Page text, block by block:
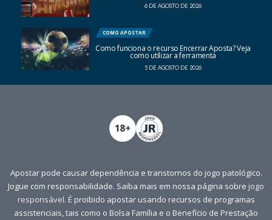
6 DE AGOSTO DE 2026
COMO APOSTAR
Como funciona o recurso Encerrar Aposta? Veja
como utilizar a ferramenta
5 DE AGOSTO DE 2026
Apostar pode causar dependência e transtornos do jogo patológico.
Jogue com responsabilidade. Saiba mais em nossa página sobre jogo
responsável. É proibido apostar usando recursos de programas
assistenciais, tais como o Bolsa Família e o Benefício de Prestação